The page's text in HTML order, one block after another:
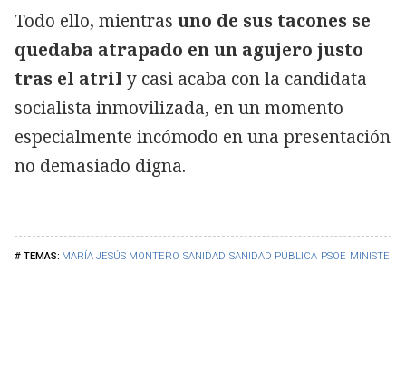
MARÍA JESÚS MONTERO SANIDAD SANIDAD PÚBLICA PSOE
Todo ello, mientras uno de sus tacones se
quedaba atrapado en un agujero justo
tras el atril y casi acaba con la candidata
socialista inmovilizada, en un momento
especialmente incómodo en una presentación
no demasiado digna.